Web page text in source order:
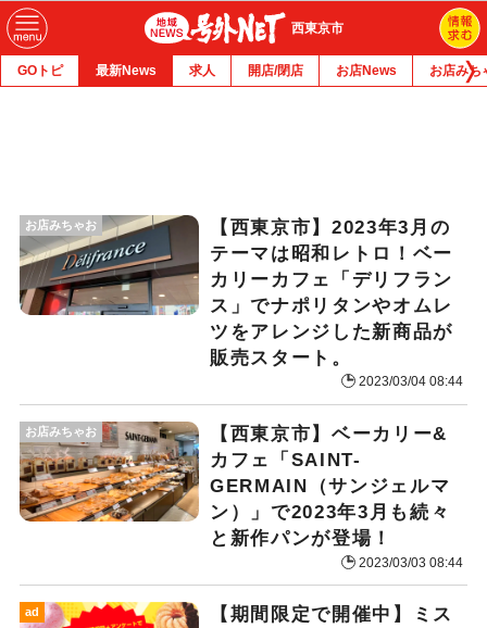
西東京市
GOトピ 最新News 求人 開店/閉店 お店News お店みち
お店みちゃお
【西東京市】2023年3月の
テーマは昭和レトロ！ベー
カリーカフェ「デリフラン
ス」でナポリタンやオムレ
ツをアレンジした新商品が
販売スタート。
2023/03/04 08:44
【西東京市】ベーカリー&
カフェ「SAINT-
GERMAIN（サンジェルマ
ン）」で2023年3月も続々
と新作パンが登場！
2023/03/03 08:44
お店みちゃお
ad
【期間限定で開催中】ミス